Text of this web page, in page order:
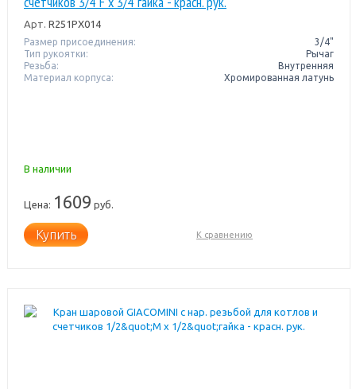
Арт. R251PX014
Размер присоединения:
3/4"
Тип рукоятки:
Рычаг
Резьба:
Внутренняя
Материал корпуса:
Хромированная латунь
В наличии
Цена: 1609 руб.
Купить К сравнению